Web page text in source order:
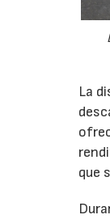
La
que